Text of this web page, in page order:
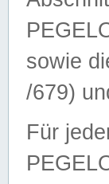
sowie
/679)
Für